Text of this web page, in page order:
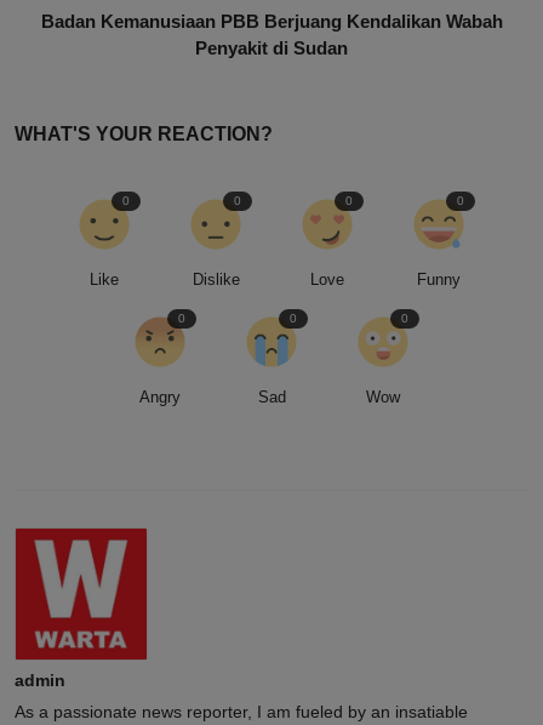
Badan Kemanusiaan PBB Berjuang Kendalikan Wabah
Penyakit di Sudan
WHAT'S YOUR REACTION?
Like
0
Dislike
0
Love
0
Funny
0
Angry
0
Sad
0
Wow
0
admin
As a passionate news reporter, I am fueled by an insatiable